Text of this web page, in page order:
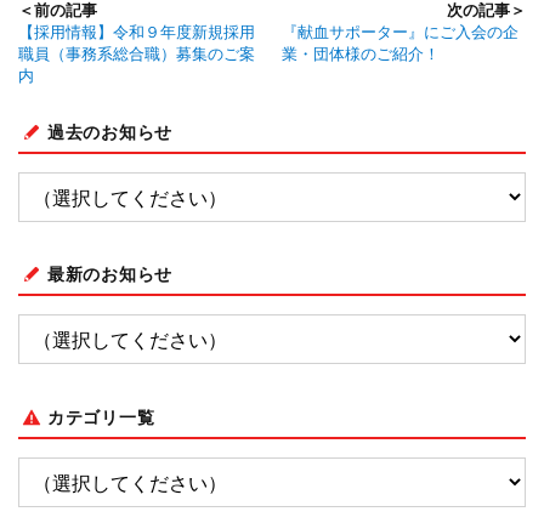
＜前の記事
【採用情報】令和９年度新規採用
職員（事務系総合職）募集のご案
内
次の記事＞
『献血サポーター』にご入会の企
業・団体様のご紹介！
過去のお知らせ
最新のお知らせ
カテゴリ一覧